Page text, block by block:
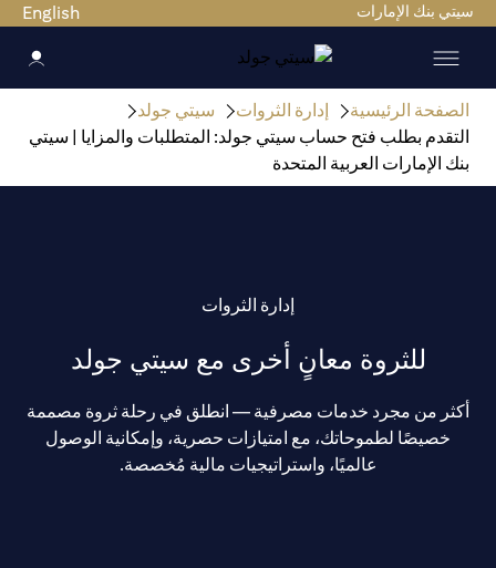
سيتي بنك الإمارات English
الصفحة الرئيسية إدارة الثروات
سيتي جولد
التقدم بطلب فتح حساب سيتي جولد: المتطلبات والمزايا | سيتي
بنك الإمارات العربية المتحدة
إدارة الثروات
للثروة معانٍ أخرى مع سيتي جولد
أكثر من مجرد خدمات مصرفية — انطلق في رحلة ثروة مصممة
خصيصًا لطموحاتك، مع امتيازات حصرية، وإمكانية الوصول
عالميًا، واستراتيجيات مالية مُخصصة.